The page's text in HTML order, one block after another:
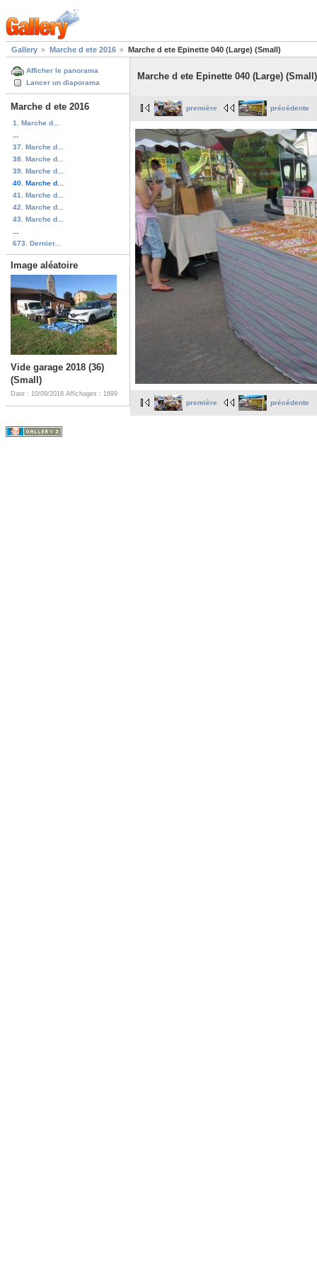
Gallery Marche d ete 2016 Marche d ete Epinette 040 (Large) (Small)
Afficher le panorama
Lancer un diaporama
Marche d ete 2016
1. Marche d...
37. Marche d...
38. Marche d...
39. Marche d...
40. Marche d...
41. Marche d...
42. Marche d...
43. Marche d...
673. Dernier...
Image aléatoire
Vide garage 2018 (36)
(Small)
Date : 10/09/2018 Affichages : 1699
Marche d ete Epinette 040 (Large) (Small)
première précédente
première précédente